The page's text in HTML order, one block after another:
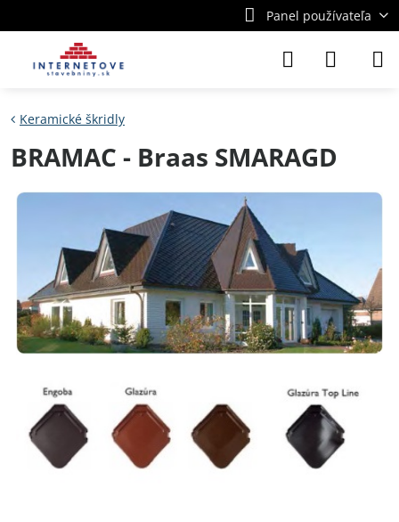
Panel používateľa
Keramické škridly
BRAMAC - Braas SMARAGD